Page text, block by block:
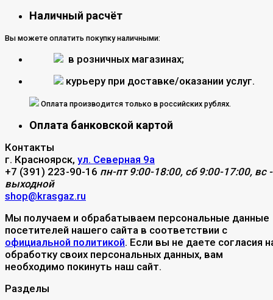
Наличный расчёт
Вы можете оплатить покупку наличными:
в розничных магазинах;
курьеру при доставке/оказании услуг.
Оплата производится только в российских рублях.
Оплата банковской картой
Контакты
г. Красноярск, ул. Северная 9а
+7 (391) 223-90-16 пн-пт 9:00-18:00, сб 9:00-17:00, вс -
выходной
shop@krasgaz.ru
Мы получаем и обрабатываем персональные данные
посетителей нашего сайта в соответствии с
официальной политикой. Если вы не даете согласия
обработку своих персональных данных, вам
необходимо покинуть наш сайт.
Разделы